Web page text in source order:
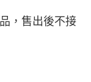
，售出後不接